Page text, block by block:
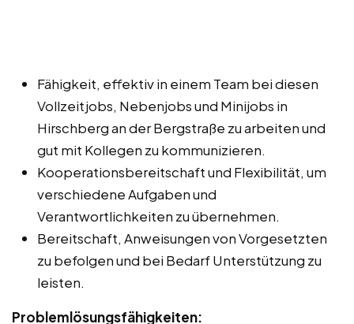
Fähigkeit, effektiv in einem Team bei diesen
Vollzeitjobs, Nebenjobs und Minijobs in
Hirschberg an der Bergstraße zu arbeiten und
gut mit Kollegen zu kommunizieren.
Kooperationsbereitschaft und Flexibilität, um
verschiedene Aufgaben und
Verantwortlichkeiten zu übernehmen.
Bereitschaft, Anweisungen von Vorgesetzten
zu befolgen und bei Bedarf Unterstützung zu
leisten.
Problemlösungsfähigkeiten: